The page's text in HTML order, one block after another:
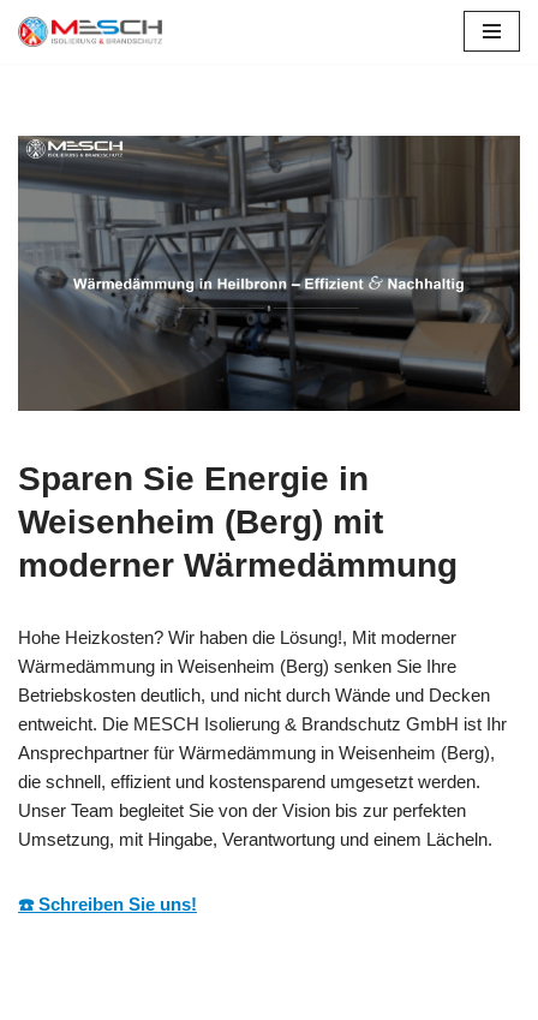
Sparen Sie Energie in
Weisenheim (Berg) mit
moderner Wärmedämmung
Hohe Heizkosten? Wir haben die Lösung!, Mit moderner
Wärmedämmung in Weisenheim (Berg) senken Sie Ihre
Betriebskosten deutlich, und nicht durch Wände und Decken
entweicht. Die MESCH Isolierung & Brandschutz GmbH ist Ihr
Ansprechpartner für Wärmedämmung in Weisenheim (Berg),
die schnell, effizient und kostensparend umgesetzt werden.
Unser Team begleitet Sie von der Vision bis zur perfekten
Umsetzung, mit Hingabe, Verantwortung und einem Lächeln.
☎️ Schreiben Sie uns!